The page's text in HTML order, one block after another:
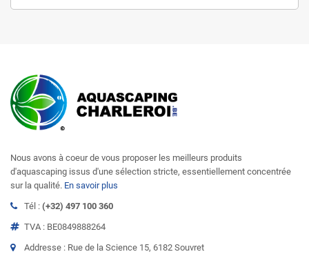
Nous avons à coeur de vous proposer les meilleurs produits
d'aquascaping issus d'une sélection stricte, essentiellement concentrée
sur la qualité. En savoir plus
Tél : (+32) 497 100 360
TVA : BE0849888264
Addresse : Rue de la Science 15, 6182 Souvret